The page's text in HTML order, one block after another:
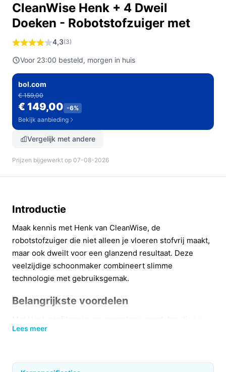
CleanWise Henk + 4 Dweil
Doeken - Robotstofzuiger met
4,3(3)
Voor 23:00 besteld, morgen in huis
bol.com
€ 159,00
€ 149,00 -6%
Bekijk aanbieding
Vergelijk met andere
Prijzen bijgewerkt op 07-08-2026
Introductie
Maak kennis met Henk van CleanWise, de
robotstofzuiger die niet alleen je vloeren stofvrij maakt,
maar ook dweilt voor een glanzend resultaat. Deze
veelzijdige schoonmaker combineert slimme
technologie met gebruiksgemak.
Belangrijkste voordelen
helpen een schone en frisse leefomgeving te creëren.
één beweging, wat tijd bespaart en zorgt voor een
Lees meer